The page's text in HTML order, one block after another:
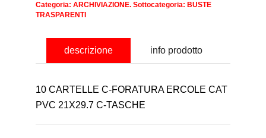
Categoria: ARCHIVIAZIONE. Sottocategoria: BUSTE
TRASPARENTI
descrizione info prodotto
10 CARTELLE C-FORATURA ERCOLE CAT
PVC 21X29.7 C-TASCHE